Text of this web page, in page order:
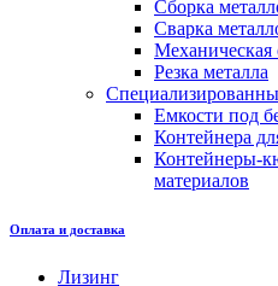
Сборка
Сварка
Механическая
Резка металла
Емкости под
Контейнера
Контейнеры-
материалов
Оплата и доставка
Лизинг